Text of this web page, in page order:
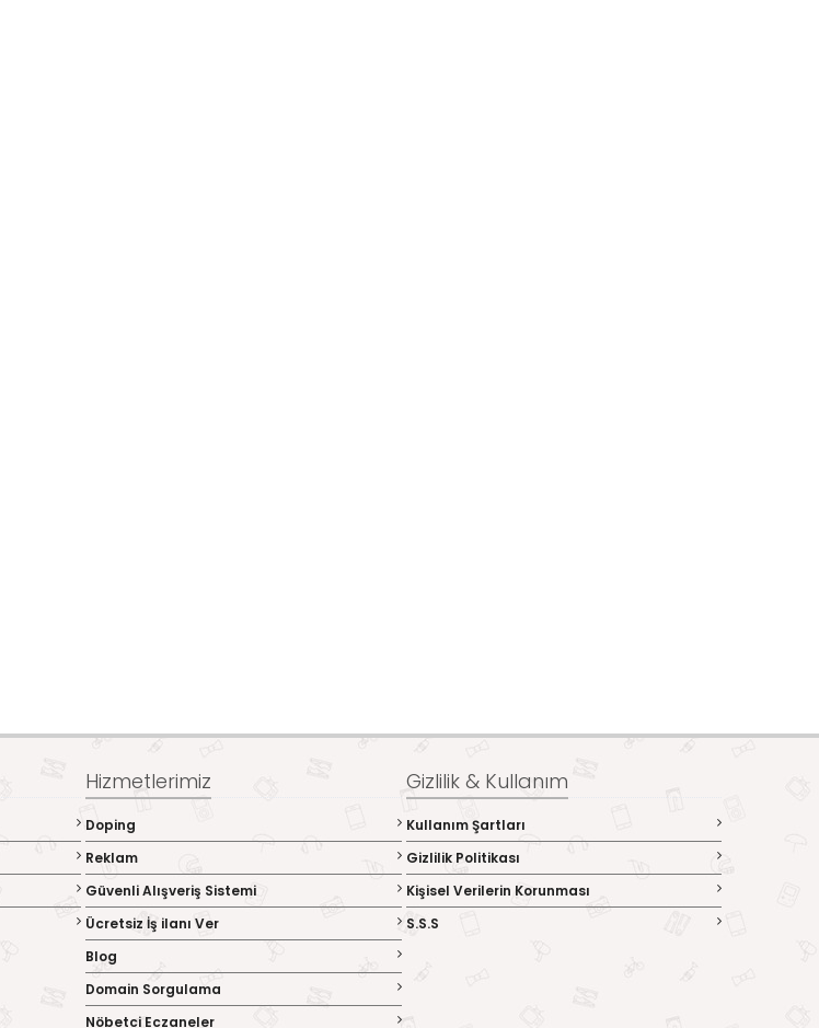
Hizmetlerimiz
Doping
Reklam
Güvenli Alışveriş Sistemi
Ücretsiz İş ilanı Ver
Blog
Domain Sorgulama
Nöbetci Eczaneler
Gizlilik & Kullanım
Kullanım Şartları
Gizlilik Politikası
Kişisel Verilerin Korunması
S.S.S